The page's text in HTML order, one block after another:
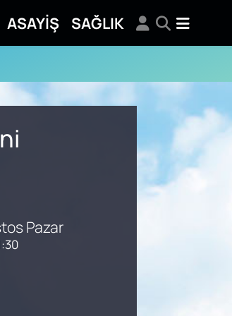
ASAYİŞ SAĞLIK
Pazar